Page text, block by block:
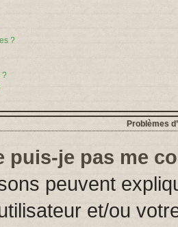
?
?
Problèmes
puis-je pas me
peuvent
et/ou